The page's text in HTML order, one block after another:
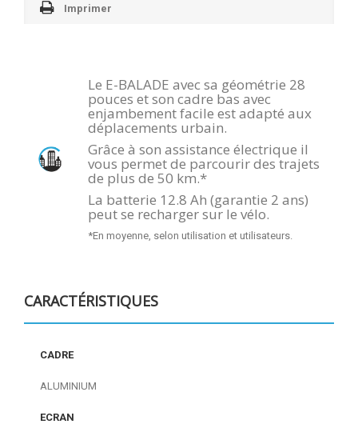
Imprimer
Le E-BALADE avec sa géométrie 28
pouces et son cadre bas avec
enjambement facile est adapté aux
déplacements urbain.
Grâce à son assistance électrique il
vous permet de parcourir des trajets
de plus de 50 km.*
La batterie 12.8 Ah (garantie 2 ans)
peut se recharger sur le vélo.
*En moyenne, selon utilisation et utilisateurs.
CARACTÉRISTIQUES
CADRE
ALUMINIUM
ECRAN